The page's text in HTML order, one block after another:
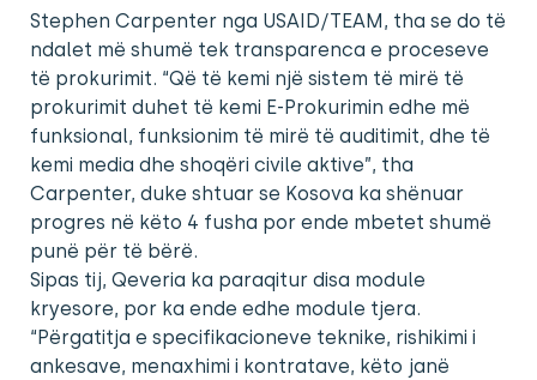
Stephen Carpenter nga USAID/TEAM, tha se do të
ndalet më shumë tek transparenca e proceseve
të prokurimit. “Që të kemi një sistem të mirë të
prokurimit duhet të kemi E-Prokurimin edhe më
funksional, funksionim të mirë të auditimit, dhe të
kemi media dhe shoqëri civile aktive”, tha
Carpenter, duke shtuar se Kosova ka shënuar
progres në këto 4 fusha por ende mbetet shumë
punë për të bërë.
Sipas tij, Qeveria ka paraqitur disa module
kryesore, por ka ende edhe module tjera.
“Përgatitja e specifikacioneve teknike, rishikimi i
ankesave, menaxhimi i kontratave, këto janë